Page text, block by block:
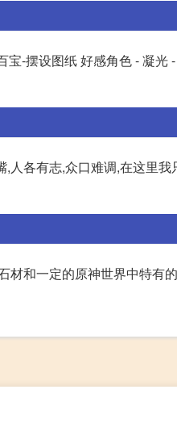
-摆设图纸 好感角色 - 凝
人各有志,众口难调,在这里
材和一定的原神世界中特有